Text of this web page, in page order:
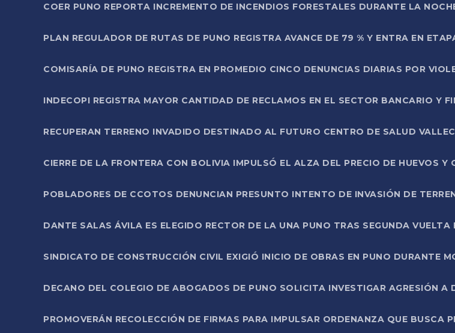
COER PUNO REPORTA INCREMENTO DE INCENDIOS FORESTALES DURANTE LA
PLAN REGULADOR DE RUTAS DE PUNO REGISTRA AVANCE DE 79 % Y ENTRA EN
COMISARÍA DE PUNO REGISTRA EN PROMEDIO CINCO DENUNCIAS DIARIAS POR
INDECOPI REGISTRA MAYOR CANTIDAD DE RECLAMOS EN EL SECTOR BANCARIO Y
RECUPERAN TERRENO INVADIDO DESTINADO AL FUTURO CENTRO DE SALUD
CIERRE DE LA FRONTERA CON BOLIVIA IMPULSÓ EL ALZA DEL PRECIO DE HUEVOS Y
POBLADORES DE CCOTOS DENUNCIAN PRESUNTO INTENTO DE INVASIÓN DE
DANTE SALAS ÁVILA ES ELEGIDO RECTOR DE LA UNA PUNO TRAS SEGUNDA
SINDICATO DE CONSTRUCCIÓN CIVIL EXIGIÓ INICIO DE OBRAS EN PUNO DURANTE
DECANO DEL COLEGIO DE ABOGADOS DE PUNO SOLICITA INVESTIGAR AGRESIÓN A
PROMOVERÁN RECOLECCIÓN DE FIRMAS PARA IMPULSAR ORDENANZA QUE BUSCA